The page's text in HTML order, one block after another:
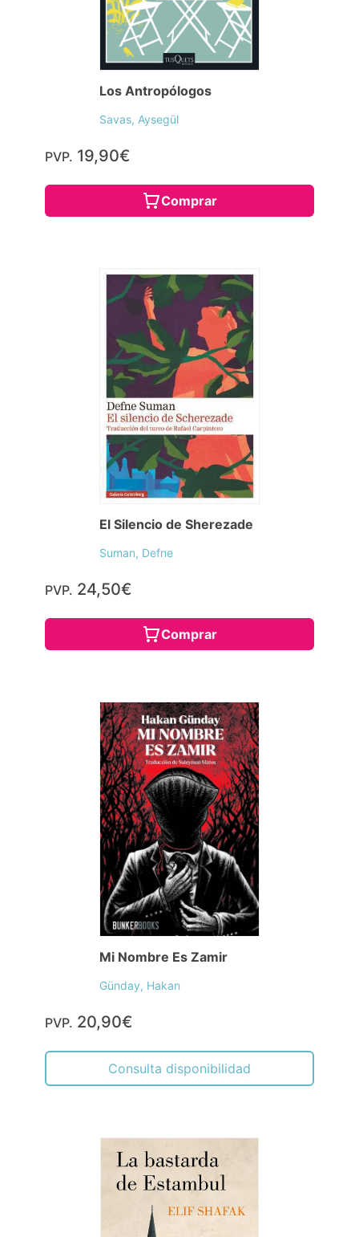
Los Antropólogos
Savas, Aysegül
PVP. 19,90€
Comprar
El Silencio de Sherezade
Suman, Defne
PVP. 24,50€
Comprar
Mi Nombre Es Zamir
Günday, Hakan
PVP. 20,90€
Consulta disponibilidad